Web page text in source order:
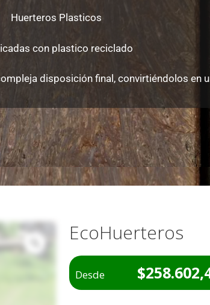
Huerteros Plasticos
con plastico reciclado
disposición final, convirtiéndolos en
EcoHuerteros
Desde $